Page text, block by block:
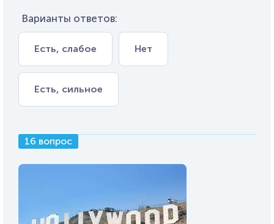
Варианты ответов:
Есть, слабое Нет
Есть, сильное
16 вопрос